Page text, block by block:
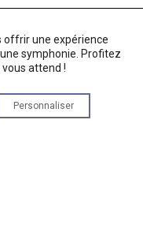
:
offrir une expérience
symphonie. Profitez
attend !
Personnaliser